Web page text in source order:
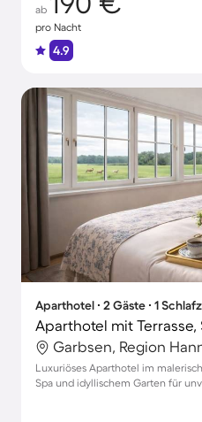
ab
pro Nacht
4.9
Aparthotel ∙ 2 Gäste ∙ 1
Garbsen, Region
Luxuriöses Aparthotel im
Spa und idyllischem Garten für